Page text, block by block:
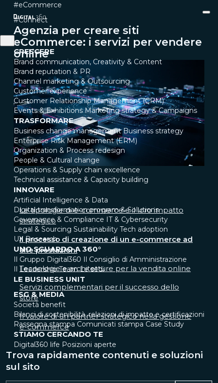
CRESCERE
Brand communication, Creativity & Content
Brand reputation & PR
Channel marketing & Outsourcing
Customer experience
Customer Relationship Management (CRM)
Events & Exhibitions Marketing strategy & Campaigns
TRASFORMARE
Business change management Business strategy
Enterprise Risk Management (ERM)
Organization & Process redesign
People & Cultural change
Operations & Supply chain excellence
Technical assistance & Capacity building
INNOVARE
Artificial Intelligence & Data
Digital transformation program & Solutions
Governance & Compliance IT & Cybersecurity
Legal & Sourcing Sustainability Tech adoption
UX Research
UNO SGUARDO A 360°
Il Gruppo Digital360 Il Consiglio di Amministrazione
Il Leadership Team Le sedi
LE BUSINESS UNIT
ESG & MEDIA
Società benefit
Bilanci di sostenibilità, relazioni di impatto e certificazioni
Rassegna stampa Comunicati stampa Case Study
STIAMO CERCANDO TE
Digital360 life Posizioni aperte
Trova rapidamente contenuti e soluzioni
sul sito
#eCommerce
#Connect
Agenzia per creare siti
eCommerce: i servizi per vendere
online
Le tipologie di e-commerce e il loro impatto
strategico
Il processo di creazione di un e-commerce ad
alte prestazioni
Tecnologie e architetture per la vendita online
Servizi complementari per il successo dello
store
Il valore di un partner strategico nella gestione
e-commerce